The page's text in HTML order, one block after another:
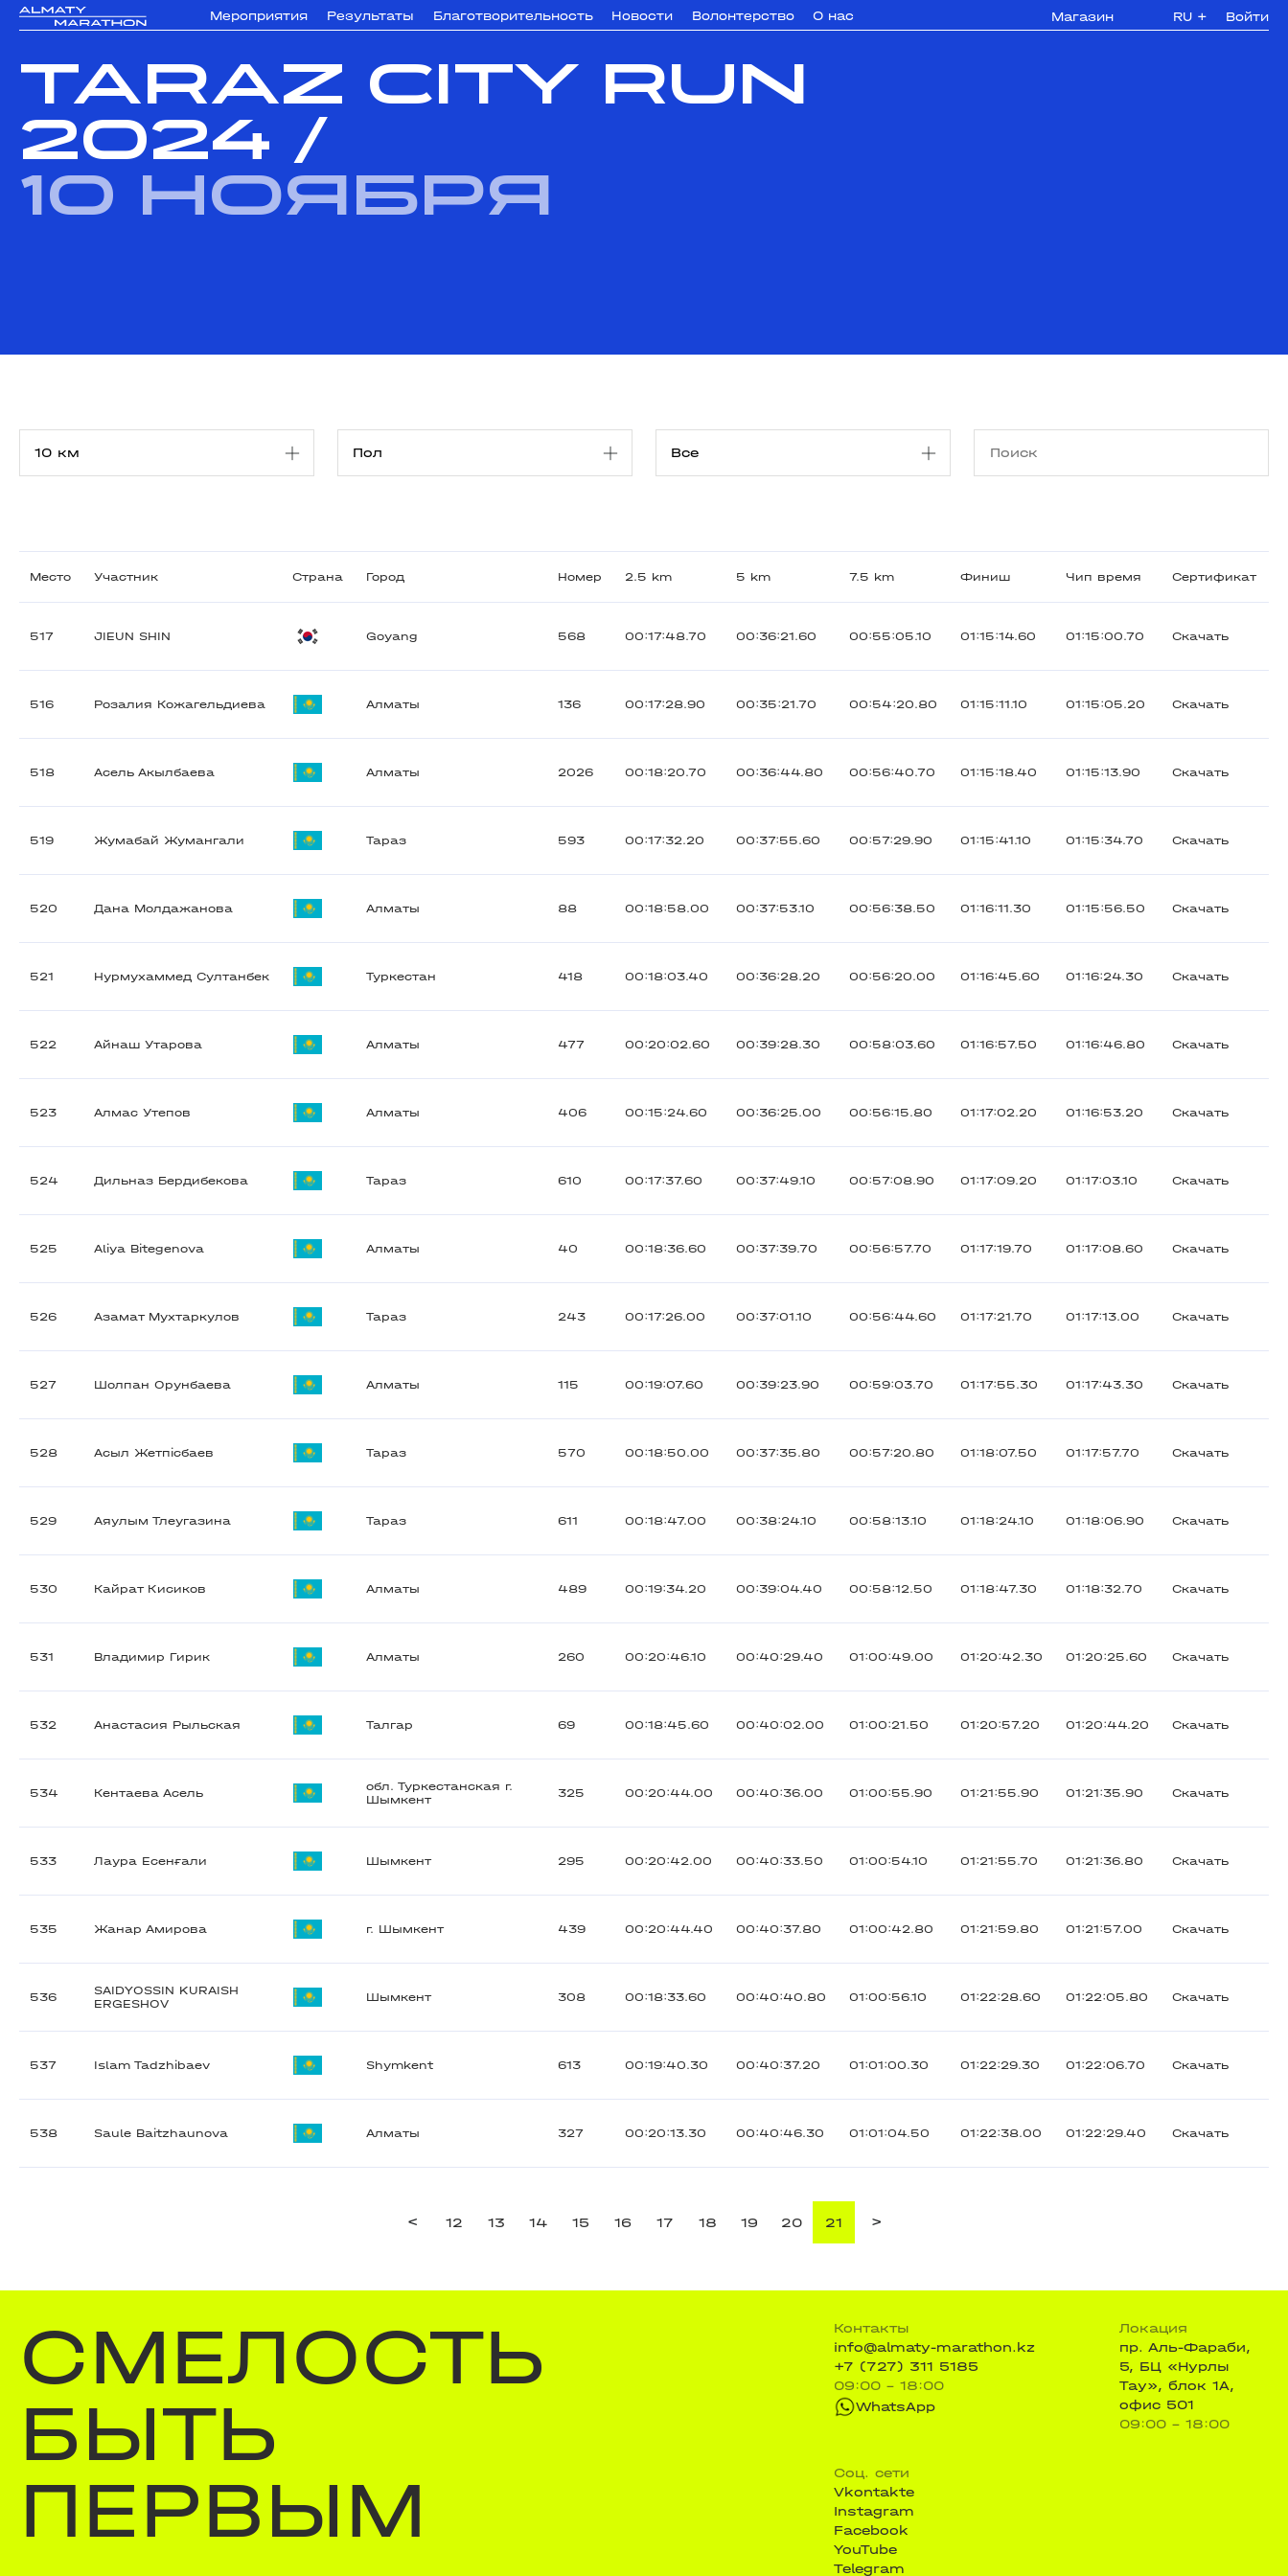
Мероприятия Результаты Благотворительность Новости Волонтерство О нас Магазин RU + Войти
TARAZ CITY RUN
2024 /
10 ноября
Место Участник Страна Город Номер 2.5 km 5 km 7.5 km Финиш Чип время Сертификат
517 JIEUN SHIN Goyang 568 00:17:48.70 00:36:21.60 00:55:05.10 01:15:14.60 01:15:00.70 Скачать
516 Розалия Кожагельдиева Алматы 136 00:17:28.90 00:35:21.70 00:54:20.80 01:15:11.10 01:15:05.20 Скачать
518 Асель Акылбаева Алматы 2026 00:18:20.70 00:36:44.80 00:56:40.70 01:15:18.40 01:15:13.90 Скачать
519 Жумабай Жумангали Тараз 593 00:17:32.20 00:37:55.60 00:57:29.90 01:15:41.10 01:15:34.70 Скачать
520 Дана Молдажанова Алматы 88 00:18:58.00 00:37:53.10 00:56:38.50 01:16:11.30 01:15:56.50 Скачать
521 Нурмухаммед Султанбек Туркестан 418 00:18:03.40 00:36:28.20 00:56:20.00 01:16:45.60 01:16:24.30 Скачать
522 Айнаш Утарова Алматы 477 00:20:02.60 00:39:28.30 00:58:03.60 01:16:57.50 01:16:46.80 Скачать
523 Алмас Утепов Алматы 406 00:15:24.60 00:36:25.00 00:56:15.80 01:17:02.20 01:16:53.20 Скачать
524 Дильназ Бердибекова Тараз 610 00:17:37.60 00:37:49.10 00:57:08.90 01:17:09.20 01:17:03.10 Скачать
525 Aliya Bitegenova Алматы 40 00:18:36.60 00:37:39.70 00:56:57.70 01:17:19.70 01:17:08.60 Скачать
526 Азамат Мухтаркулов Тараз 243 00:17:26.00 00:37:01.10 00:56:44.60 01:17:21.70 01:17:13.00 Скачать
527 Шолпан Орунбаева Алматы 115 00:19:07.60 00:39:23.90 00:59:03.70 01:17:55.30 01:17:43.30 Скачать
528 Асыл Жетпісбаев Тараз 570 00:18:50.00 00:37:35.80 00:57:20.80 01:18:07.50 01:17:57.70 Скачать
529 Аяулым Тлеугазина Тараз 611 00:18:47.00 00:38:24.10 00:58:13.10 01:18:24.10 01:18:06.90 Скачать
530 Кайрат Кисиков Алматы 489 00:19:34.20 00:39:04.40 00:58:12.50 01:18:47.30 01:18:32.70 Скачать
531 Владимир Гирик Алматы 260 00:20:46.10 00:40:29.40 01:00:49.00 01:20:42.30 01:20:25.60 Скачать
532 Анастасия Рыльская Талгар 69 00:18:45.60 00:40:02.00 01:00:21.50 01:20:57.20 01:20:44.20 Скачать
534 Кентаева Асель
обл. Туркестанская г.
Шымкент
325 00:20:44.00 00:40:36.00 01:00:55.90 01:21:55.90 01:21:35.90 Скачать
533 Лаура Есенғали Шымкент 295 00:20:42.00 00:40:33.50 01:00:54.10 01:21:55.70 01:21:36.80 Скачать
535 Жанар Амирова г. Шымкент 439 00:20:44.40 00:40:37.80 01:00:42.80 01:21:59.80 01:21:57.00 Скачать
536
SAIDYOSSIN KURAISH
ERGESHOV
Шымкент 308 00:18:33.60 00:40:40.80 01:00:56.10 01:22:28.60 01:22:05.80 Скачать
537 Islam Tadzhibaev Shymkent 613 00:19:40.30 00:40:37.20 01:01:00.30 01:22:29.30 01:22:06.70 Скачать
538 Saule Baitzhaunova Алматы 327 00:20:13.30 00:40:46.30 01:01:04.50 01:22:38.00 01:22:29.40 Скачать
< 12 13 14 15 16 17 18 19 20 21 >
СМЕЛОСТЬ
БЫТЬ
ПЕРВЫМ
Контакты
info@almaty-marathon.kz
+7 (727) 311 5185
09:00 - 18:00
WhatsApp
Локация
пр. Аль-Фараби,
5, БЦ «Нурлы
Тау», блок 1А,
офис 501
09:00 - 18:00
Соц. сети
Vkontakte
Instagram
Facebook
YouTube
Telegram